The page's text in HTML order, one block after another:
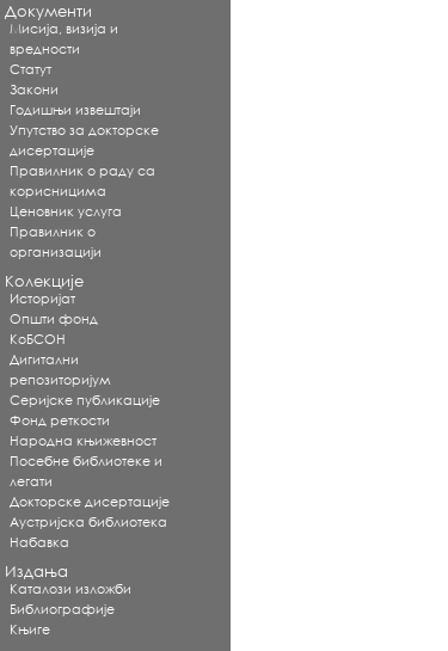
Документи
Мисија, визија и
вредности
Статут
Закони
Годишњи извештаји
Упутство за докторске
дисертације
Правилник о раду са
корисницима
Ценовник услуга
Правилник о
организацији
Колекције
Историјат
Општи фонд
КоБСОН
Дигитални
репозиторијум
Серијске публикације
Фонд реткости
Народна књижевност
Посебне библиотеке и
легати
Докторске дисертације
Аустријска библиотека
Набавка
Издања
Каталози изложби
Библиографије
Књиге